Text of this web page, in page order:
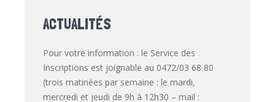
ACTUALITÉS
Pour votre information : le Service des
Inscriptions est joignable au 0472/03 68 80
(trois matinées par semaine : le mardi,
mercredi et jeudi de 9h à 12h30 – mail :